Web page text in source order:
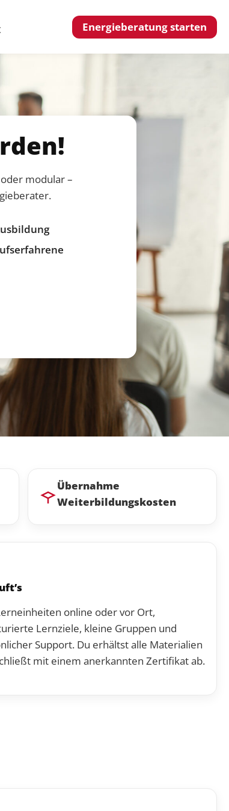
Energieberatung starten
modular –
Übernahme
Weiterbildungskosten
online oder vor Ort,
Lernziele, kleine Gruppen und
Support. Du erhältst alle Materialien
mit einem anerkannten Zertifikat ab.